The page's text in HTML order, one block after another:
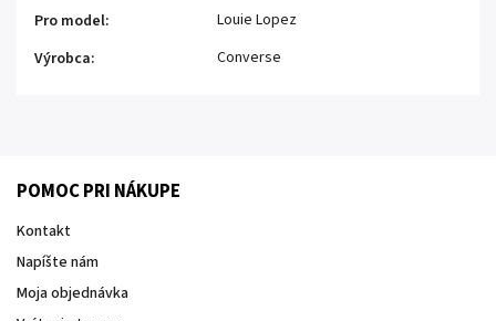
Pro model:
Louie Lopez
Výrobca: Converse
POMOC PRI NÁKUPE
Kontakt
Napíšte nám
Moja objednávka